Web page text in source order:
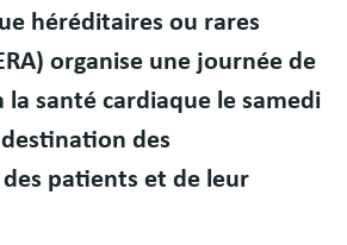
héréditaires ou rares
organise une journée de
la santé cardiaque le samedi
des
patients et de leur